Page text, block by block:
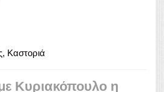
, Καστοριά
Κυριακόπουλο η